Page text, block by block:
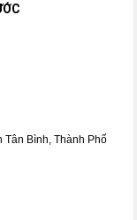
Bình, Thành Phố